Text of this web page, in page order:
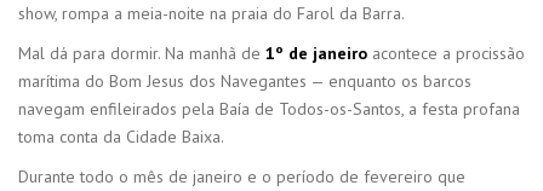
show, rompa a meia-noite na praia do Farol da Barra.
Mal dá para dormir. Na manhã de 1º de janeiro acontece a procissão
marítima do Bom Jesus dos Navegantes — enquanto os barcos
navegam enfileirados pela Baía de Todos-os-Santos, a festa profana
toma conta da Cidade Baixa.
Durante todo o mês de janeiro e o período de fevereiro que